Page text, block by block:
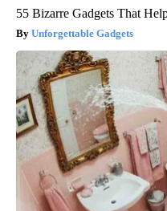
55 Bizarre Gadgets That
Unforgettable Gadgets